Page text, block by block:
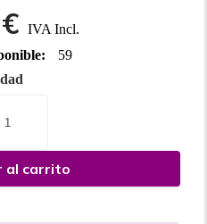
IVA Incl.
59
al carrito